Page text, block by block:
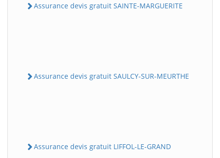
Assurance devis gratuit SAINTE-MARGUERITE
Assurance devis gratuit SAULCY-SUR-MEURTHE
Assurance devis gratuit LIFFOL-LE-GRAND